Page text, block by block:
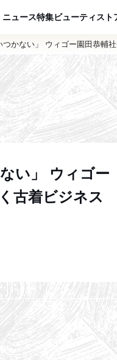
ニュース特集ビューティ スト
つかない」 ウィゴー園田恭輔
い」 ウィゴー
古着ビジネス